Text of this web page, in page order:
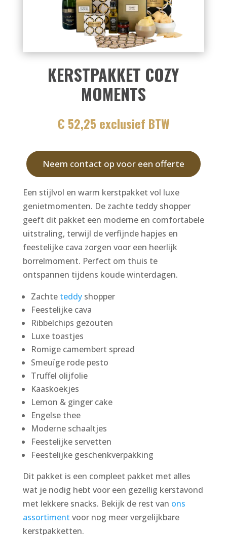
KERSTPAKKET COZY
MOMENTS
€ 52,25 exclusief BTW
Neem contact op voor een offerte
Een stijlvol en warm kerstpakket vol luxe
genietmomenten. De zachte teddy shopper
geeft dit pakket een moderne en comfortabele
uitstraling, terwijl de verfijnde hapjes en
feestelijke cava zorgen voor een heerlijk
borrelmoment. Perfect om thuis te
ontspannen tijdens koude winterdagen.
Zachteteddyshopper
Feestelijke cava
Ribbelchips gezouten
Luxe toastjes
Romige camembert spread
Smeuïge rode pesto
Truffel olijfolie
Kaaskoekjes
Lemon & ginger cake
Engelse thee
Moderne schaaltjes
Feestelijke servetten
Feestelijke geschenkverpakking
Dit pakket is een compleet pakket met alles
wat je nodig hebt voor een gezellig kerstavond
met lekkere snacks. Bekijk de rest van ons
assortiment voor nog meer vergelijkbare
kerstpakketten.